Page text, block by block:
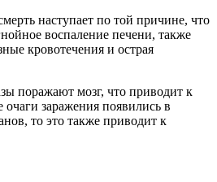
наступает по той причине, что
воспаление печени, также
кровотечения и острая
поражают мозг, что приводит к
заражения появились в
то это также приводит к